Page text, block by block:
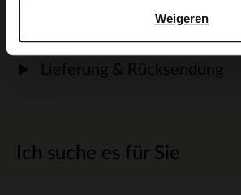
Weigeren
Ich suche es für Sie
Lieferung & Rücksendung